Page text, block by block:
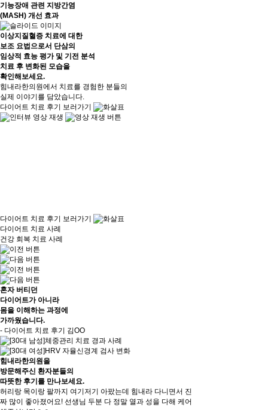
기능장애 관련 지방간염
(MASH) 개선 효과
이상지질혈증 치료에 대한
보조 요법으로서 단삼의
임상적 효능 평가 및 기전 분석
치료 후 변화된 모습을
확인해보세요.
힘내라한의원에서 치료를 경험한 분들의
실제 이야기를 담았습니다.
다이어트 치료 후기 보러가기
다이어트 치료 후기 보러가기
다이어트 치료 사례
건강 회복 치료 사례
혼자 버티던
다이어트가 아니라
몸을 이해하는 과정에
가까웠습니다.
- 다이어트 치료 후기 김OO
힘내라한의원을
방문해주신 환자분들의
따뜻한 후기 를 만나보세요.
허리랑 목이랑 팔까지 여기저기 아팠는데 힘내라 다니면서 진
짜 많이 좋아졌어요! 선생님 두분 다 정말 열과 성을 다해 케어